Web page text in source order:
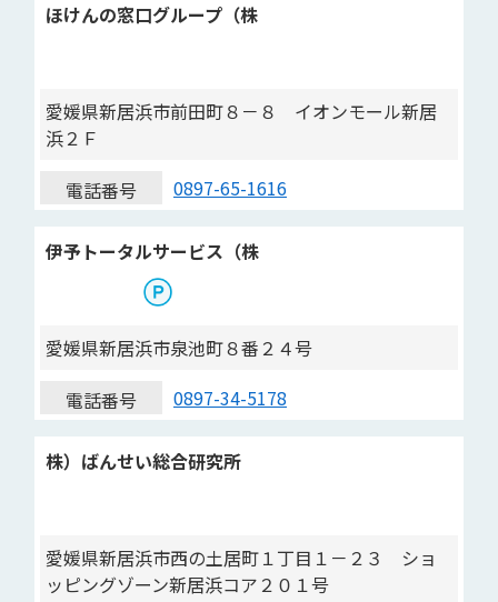
ほけんの窓口グループ（株
愛媛県新居浜市前田町８－８ イオンモール新居
浜２Ｆ
電話番号
0897-65-1616
伊予トータルサービス（株
愛媛県新居浜市泉池町８番２４号
電話番号
0897-34-5178
株）ばんせい総合研究所
愛媛県新居浜市西の土居町１丁目１－２３ ショ
ッピングゾーン新居浜コア２０１号